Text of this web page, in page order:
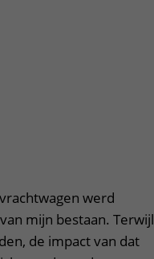
werd
mijn bestaan. Terwijl
de impact van dat